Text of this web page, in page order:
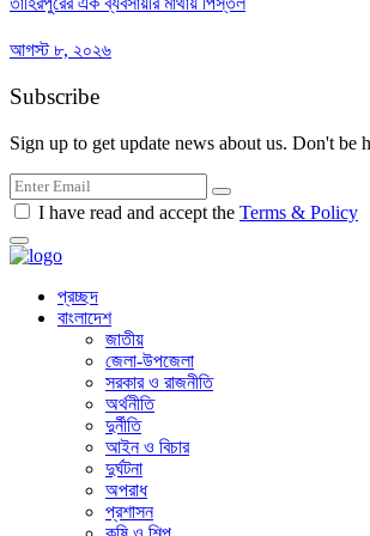
আগস্ট ৮, ২০২৬
Subscribe
Sign up to get update news about us. Don't be
I have read and accept the Terms & Policy
প্রচ্ছদ
বাংলাদেশ
জাতীয়
জেলা-উপজেলা
সরকার ও রাজনীতি
অর্থনীতি
দুর্নীতি
আইন ও বিচার
দুর্ঘটনা
অপরাধ
প্রশাসন